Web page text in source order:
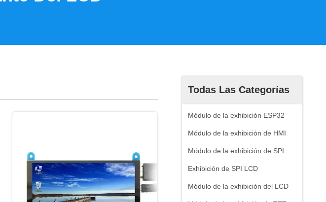
Todas Las Categorías
Módulo de la exhibición ESP32
Módulo de la exhibición de HMI
Módulo de la exhibición de SPI
Exhibición de SPI LCD
Módulo de la exhibición del LCD